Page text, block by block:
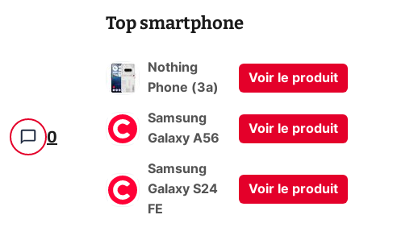
0
Top smartphone
Nothing
Phone (3a)
Voir le produit
Samsung
Galaxy A56
Voir le produit
Samsung
Galaxy S24
FE
Voir le produit